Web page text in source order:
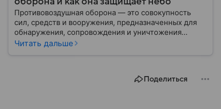
Противовоздушная оборона — это совокупность
сил, средств и вооружения, предназначенных для
обнаружения, сопровождения и уничтожения
средств воздушного нападения. Современные
Читать дальше
Поделиться